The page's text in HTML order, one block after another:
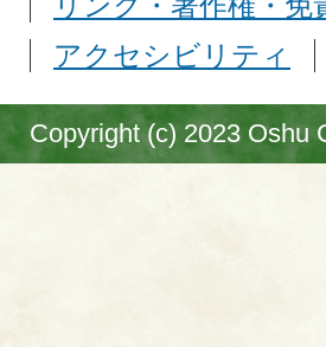
アクセシビリティ
Copyright (c) 2023 Oshu